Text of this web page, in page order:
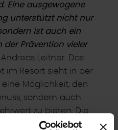
Eine ausgewogene
unterstützt nicht nur
ist auch ein
der Prävention vieler
Leitner. Das
im Resort sieht in der
Möglichkeit, den
sondern auch
zu bieten. Die
finden die